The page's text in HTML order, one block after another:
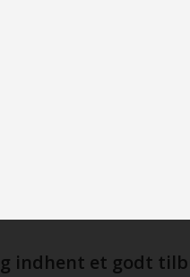
og kyndig
og modeller,
2002 har vi opnået
nuværende 2021/2022-
modeller Sport, Sport E-
EU, UR, RU, QDK g PF,
serier, ESTATE, ÆDELSTEN,
modeller, SASSINO, VIVO,
butik i Randers, så du selv
indhent et godt